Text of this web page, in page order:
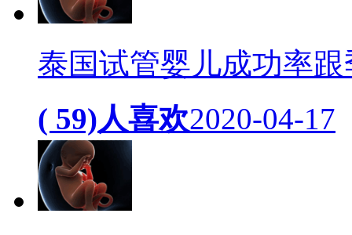
泰国试管婴儿成功率
( 59)人喜欢2020-04-17